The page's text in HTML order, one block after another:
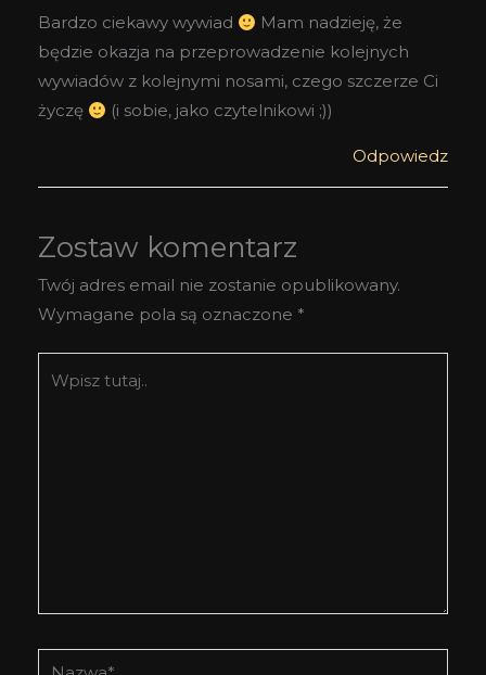
Bardzo ciekawy wywiad
Mam nadzieję, że
będzie okazja na przeprowadzenie kolejnych
wywiadów z kolejnymi nosami, czego szczerze Ci
życzę
(i sobie, jako czytelnikowi ;))
Odpowiedz
Zostaw komentarz
Twój adres email nie zostanie opublikowany.
Wymagane pola są oznaczone *
tutaj..
Nazwa*